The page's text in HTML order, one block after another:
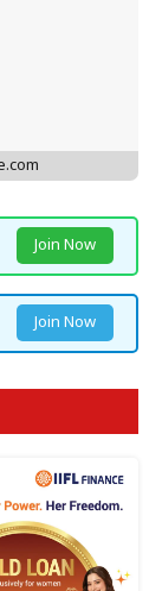
Join Now
Join Now